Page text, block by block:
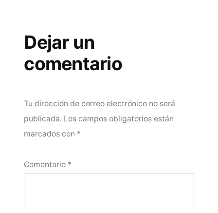
Dejar un
comentario
Tu dirección de correo electrónico no será
publicada. Los campos obligatorios están
marcados con *
Comentario *